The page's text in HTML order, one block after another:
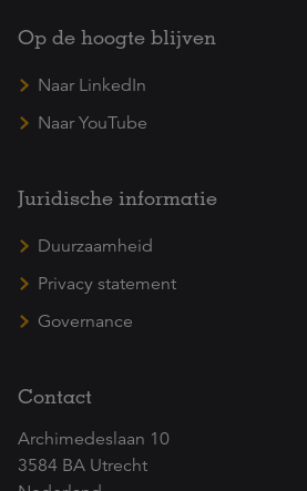
Op de hoogte blijven
Naar LinkedIn
Naar YouTube
Juridische informatie
Duurzaamheid
Privacy statement
Governance
Contact
Archimedeslaan 10
3584 BA Utrecht